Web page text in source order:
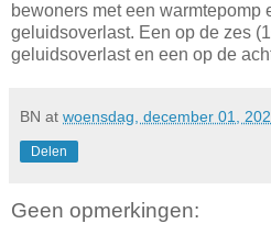
bewoners met een warmtepomp
geluidsoverlast. Een op de zes
geluidsoverlast en een op de
BN at woensdag, december 01,
Delen
Geen opmerkingen: